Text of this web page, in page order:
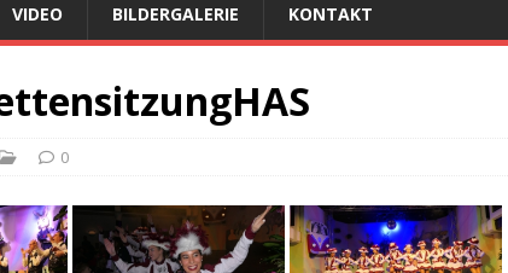
VIDEO BILDERGALERIE KONTAKT
0